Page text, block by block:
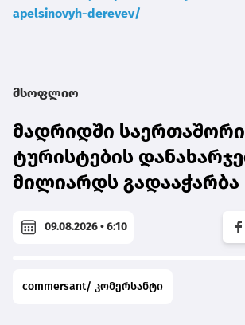
apelsinovyh-derevev/
მსოფლიო
მადრიდში
ტურისტების
მილიარდს გადააჭარბა
09.08.2026 • 6:10
commersant/ კომერსანტი